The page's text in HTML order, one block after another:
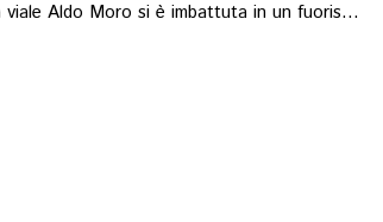
Aldo Moro si è imbattuta in un fuoris...